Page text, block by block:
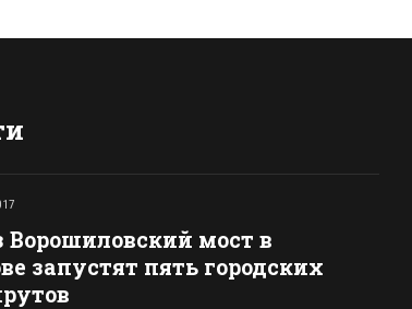
Ворошиловский мост в
запустят пять городских